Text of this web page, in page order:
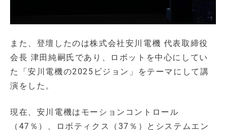
また、登壇したのは株式会社安川電機 代表取締役
会長 津田純嗣氏であり、ロボットを中心にしてい
た「安川電機の2025ビジョン」をテーマにして講
演をした。
現在、安川電機はモーションコントロール
（47％）、ロボティクス（37％）とシステムエン